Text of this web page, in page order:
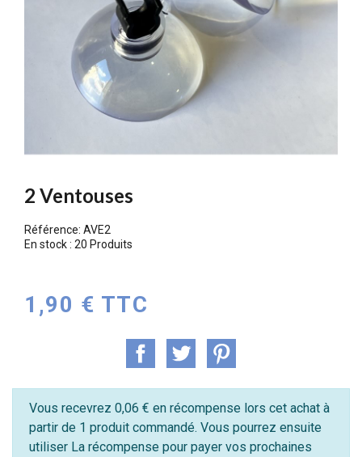
2 Ventouses
Référence: AVE2
En stock : 20 Produits
1,90 € TTC
Vous recevrez 0,06 € en récompense lors cet achat à
partir de 1 produit commandé. Vous pourrez ensuite
utiliser La récompense pour payer vos prochaines